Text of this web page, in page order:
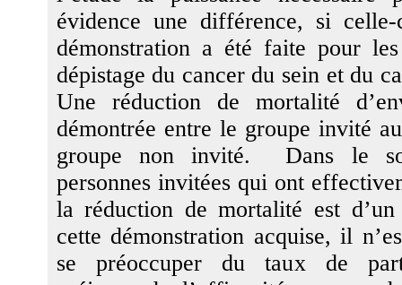
évidence une différence, si
démonstration a été faite pour
dépistage du cancer du sein et du
Une réduction de mortalité
démontrée entre le groupe invité
groupe non invité. Dans le
personnes invitées qui ont
la réduction de mortalité est
cette démonstration acquise, il
se préoccuper du taux de